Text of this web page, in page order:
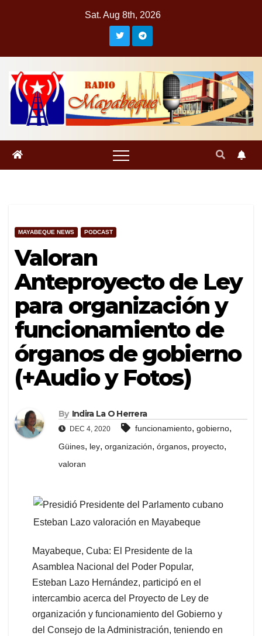
Sat. Aug 8th, 2026
MAYABEQUE NEWS PODCAST
Valoran
Anteproyecto de Ley
para organización y
funcionamiento de
órganos de gobierno
(+Audio y Fotos)
By Indira La O Herrera
DEC 4, 2020 funcionamiento, gobierno,
Güines, ley, organización, órganos, proyecto,
valoran
Mayabeque, Cuba: El Presidente de la
Asamblea Nacional del Poder Popular,
Esteban Lazo Hernández, participó en el
intercambio acerca del Proyecto de Ley de
organización y funcionamiento del Gobierno y
del Consejo de la Administración, teniendo en